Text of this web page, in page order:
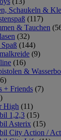
Schaukeln &
(117)
& Tauchen
(32)
(144)
(9)
(16)
&
+ Friends (7)
High (11)
1,2,3 (15)
Asterix (15)
City Action /